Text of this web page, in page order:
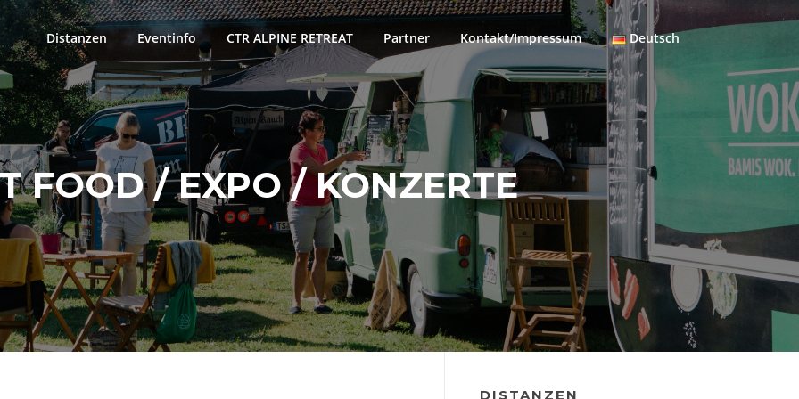
Distanzen Eventinfo CTR ALPINE RETREAT Partner Kontakt/Impressum Deutsch
FOOD / EXPO / KONZERTE
DISTANZEN